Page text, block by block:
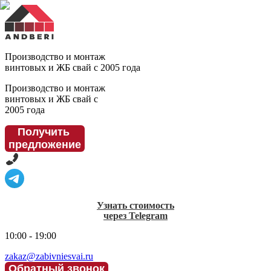
Производство и монтаж
винтовых и ЖБ свай с 2005 года
Производство и монтаж
винтовых и ЖБ свай с
2005 года
Получить
предложение
Узнать стоимость
через Telegram
10:00 - 19:00
zakaz@zabivniesvai.ru
Обратный звонок